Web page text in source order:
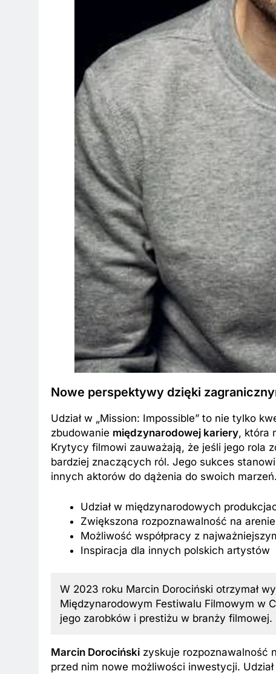
Nowe perspektywy dzięki
Udział w „Mission: Impossible” to nie tylko
zbudowanie międzynarodowej kariery, która
Krytycy filmowi zauważają, że jeśli jego rola
bardziej znaczących ról. Jego sukces
innych aktorów do dążenia do swoich marzeń.
Udział w międzynarodowych
Zwiększona rozpoznawalność na
Możliwość współpracy z
Inspiracja dla innych polskich artystów
W 2023 roku Marcin Dorociński otrzymał
Międzynarodowym Festiwalu Filmowym w
jego zarobków i prestiżu w branży filmowej.
Marcin Dorociński zyskuje rozpoznawalność
przed nim nowe możliwości inwestycji.